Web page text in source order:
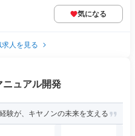
気になる
人を見る
ニュアル開発
験が、キヤノンの未来を支える